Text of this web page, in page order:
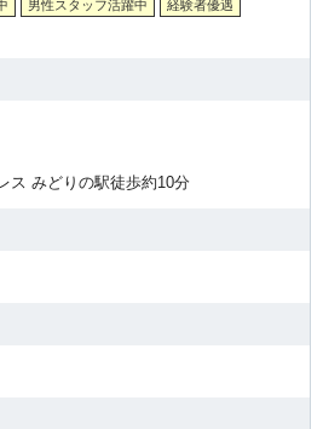
男性スタッフ活躍中
経験者優遇
ス みどりの駅徒歩約10分